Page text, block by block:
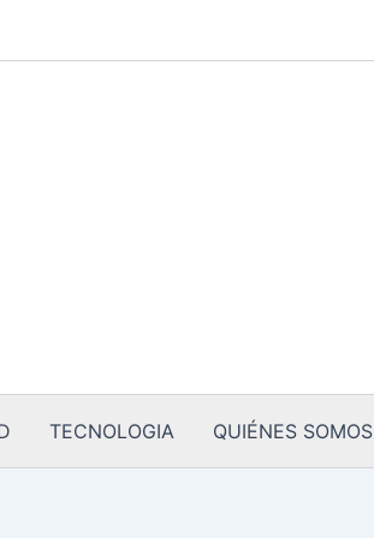
TECNOLOGIA QUIÉNES SOMOS